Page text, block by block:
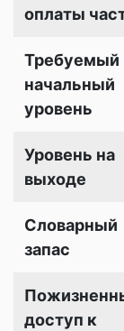
оплаты
Требуемый
начальный
уровень
Уровень на
выходе
Словарный
запас
доступ к